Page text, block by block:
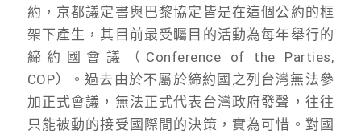
約，京都議定書與巴黎協定皆是在這個公約的框
架下產生，其目前最受矚目的活動為每年舉行的
締約國會議（Conference of the Parties,
COP）。過去由於不屬於締約國之列台灣無法參
加正式會議，無法正式代表台灣政府發聲，往往
只能被動的接受國際間的決策，實為可惜。對國